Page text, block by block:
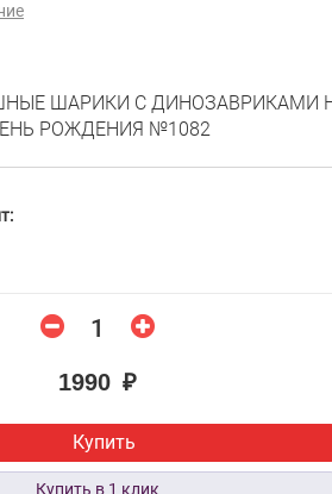
ШАРИКИ С ДИНОЗАВРИКАМИ
РОЖДЕНИЯ №1082
1990 ₽
Купить